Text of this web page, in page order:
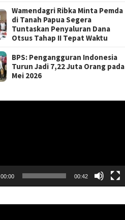
Wamendagri Ribka Minta Pemda
di Tanah Papua Segera
Tuntaskan Penyaluran Dana
Otsus Tahap II Tepat Waktu
BPS: Pengangguran Indonesia
Turun Jadi 7,22 Juta Orang pada
Mei 2026
00:00 00:42